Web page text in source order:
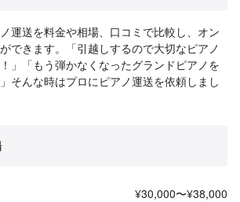
運送を料金や相場、口コミで比較し、オン
できます。「引越しするので大切なピアノ
」「もう弾かなくなったグランドピアノを
そんな時はプロにピアノ運送を依頼しまし
¥30,000〜¥38,000